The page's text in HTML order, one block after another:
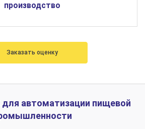
производство
Заказать оценку
автоматизации пищевой